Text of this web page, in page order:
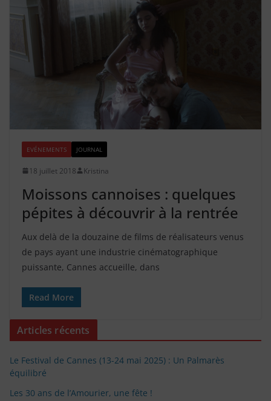
EVÉNEMENTS JOURNAL
18 juillet 2018 Kristina
Moissons cannoises : quelques
pépites à découvrir à la rentrée
Aux delà de la douzaine de films de réalisateurs venus
de pays ayant une industrie cinématographique
puissante, Cannes accueille, dans
Read More
Articles récents
Le Festival de Cannes (13-24 mai 2025) : Un Palmarès
équilibré
Les 30 ans de l’Amourier, une fête !